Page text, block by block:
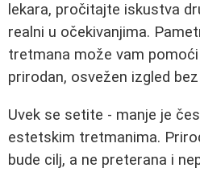
lekara, pročitajte iskustva
realni u očekivanjima.
tretmana može vam
prirodan, osvežen izgled
Uvek se setite - manje je
estetskim tretmanima.
bude cilj, a ne preterana i